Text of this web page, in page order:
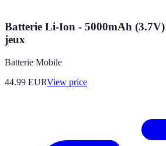
Batterie Li-Ion - 5000mAh (3.7V)
jeux
Batterie Mobile
44.99 EURView price